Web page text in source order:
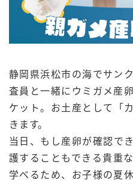
静岡県浜松市の海でサン
査員と一緒にウミガメ産
ケット。お土産として「
きます。
当日、もし産卵が確認で
護することもできる貴重
学べるため、お子様の夏